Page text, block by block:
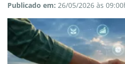
Publicado em: 26/05/2026 às